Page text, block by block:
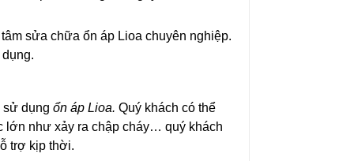
sửa chữa ổn áp Lioa chuyên nghiệp.
sử dụng ổn áp Lioa. Quý khách có thể
lớn như xảy ra chập cháy… quý khách
trợ kịp thời.